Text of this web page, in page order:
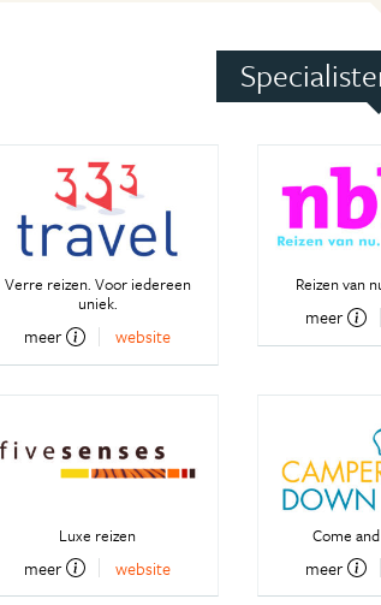
Verre reizen. Voor iedereen
uniek.
meer website
Reizen van
meer
Luxe reizen
meer website
Come
meer